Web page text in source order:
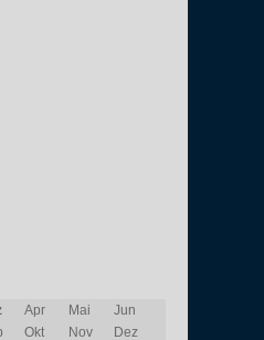
Apr Mai
Jun
Okt Nov Dez